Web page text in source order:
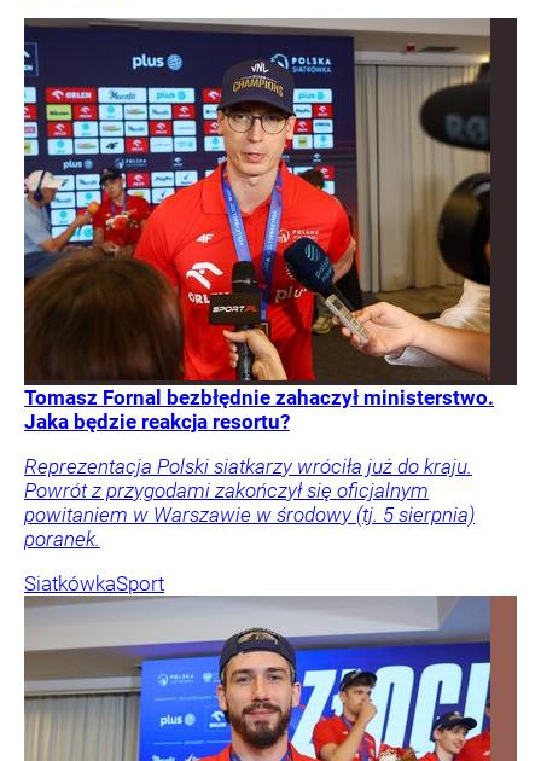
Tomasz Fornal bezbłędnie zahaczył ministerstwo.
Jaka będzie reakcja resortu?
Reprezentacja Polski siatkarzy wróciła już do kraju.
Powrót z przygodami zakończył się oficjalnym
powitaniem w Warszawie w środowy (tj. 5 sierpnia)
poranek.
SiatkówkaSport